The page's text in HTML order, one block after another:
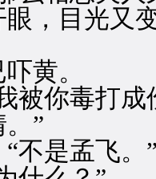
目光又变
黄。
你毒打成
”
是孟飞。